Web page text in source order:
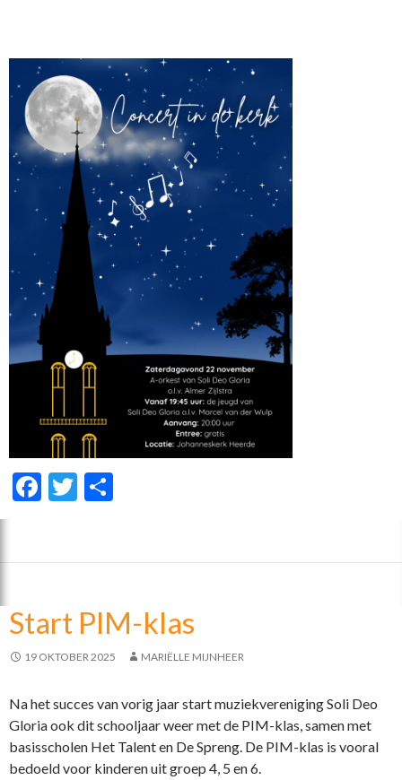
F
b
o
k
T
er n
Start PIM-klas
19 OKTOBER 2025 MARIËLLE MIJNHEER
Na het succes van vorig jaar start muziekvereniging Soli Deo
Gloria ook dit schooljaar weer met de PIM-klas, samen met
basisscholen Het Talent en De Spreng. De PIM-klas is vooral
bedoeld voor kinderen uit groep 4, 5 en 6.